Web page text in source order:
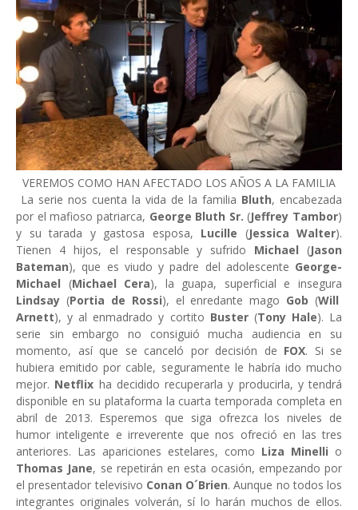
VEREMOS COMO HAN AFECTADO LOS AÑOS A LA FAMILIA
La serie nos cuenta la vida de la familia Bluth, encabezada
por el mafioso patriarca, George Bluth Sr. (Jeffrey Tambor)
y su tarada y gastosa esposa, Lucille (Jessica Walter).
Tienen 4 hijos, el responsable y sufrido Michael (Jason
Bateman), que es viudo y padre del adolescente George-
Michael (Michael Cera), la guapa, superficial e insegura
Lindsay (Portia de Rossi), el enredante mago Gob (Will
Arnett), y al enmadrado y cortito Buster(Tony Hale). La
serie sin embargo no consiguió mucha audiencia en su
momento, así que se canceló por decisión de FOX. Si se
hubiera emitido por cable, seguramente le habría ido mucho
mejor. Netflix ha decidido recuperarla y producirla, y tendrá
disponible en su plataforma la cuarta temporada completa en
abril de 2013. Esperemos que siga ofrezca los niveles de
humor inteligente e irreverente que nos ofreció en las tres
anteriores. Las apariciones estelares, como Liza Minelli o
Thomas Jane, se repetirán en esta ocasión, empezando por
el presentador televisivo Conan O´Brien. Aunque no todos los
integrantes originales volverán, sí lo harán muchos de ellos.